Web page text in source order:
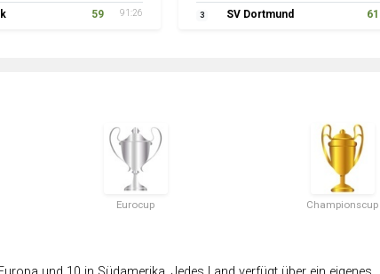
59 91:26 3 SV Dortmund 61
Eurocup Championscup